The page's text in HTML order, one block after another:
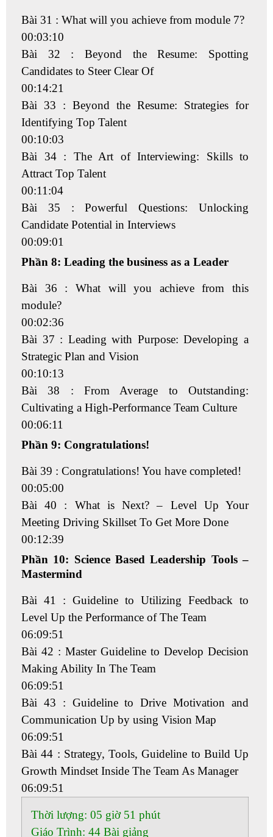
Bài 31 : What will you achieve from module 7?
00:03:10
Bài 32 : Beyond the Resume: Spotting
Candidates to Steer Clear Of
00:14:21
Bài 33 : Beyond the Resume: Strategies for
Identifying Top Talent
00:10:03
Bài 34 : The Art of Interviewing: Skills to
Attract Top Talent
00:11:04
Bài 35 : Powerful Questions: Unlocking
Candidate Potential in Interviews
00:09:01
Phần 8: Leading the business as a Leader
Bài 36 : What will you achieve from this
module?
00:02:36
Bài 37 : Leading with Purpose: Developing a
Strategic Plan and Vision
00:10:13
Bài 38 : From Average to Outstanding:
Cultivating a High-Performance Team Culture
00:06:11
Phần 9: Congratulations!
Bài 39 : Congratulations! You have completed!
00:05:00
Bài 40 : What is Next? – Level Up Your
Meeting Driving Skillset To Get More Done
00:12:39
Phần 10: Science Based Leadership Tools –
Mastermind
Bài 41 : Guideline to Utilizing Feedback to
Level Up the Performance of The Team
06:09:51
Bài 42 : Master Guideline to Develop Decision
Making Ability In The Team
06:09:51
Bài 43 : Guideline to Drive Motivation and
Communication Up by using Vision Map
06:09:51
Bài 44 : Strategy, Tools, Guideline to Build Up
Growth Mindset Inside The Team As Manager
06:09:51
Thời lượng: 05 giờ 51 phút
Giáo Trình: 44 Bài giảng